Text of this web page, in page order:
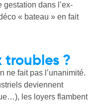
gestation dans l’ex-
« bateau » en fait
troubles ?
ne fait pas l’unanimité.
deviennent
les loyers flambent